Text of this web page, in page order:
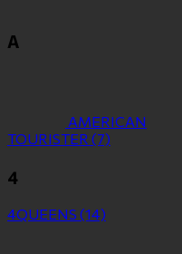
Α
ΑMERICAN
TOURISTER (7)
4
4QUEENS (14)